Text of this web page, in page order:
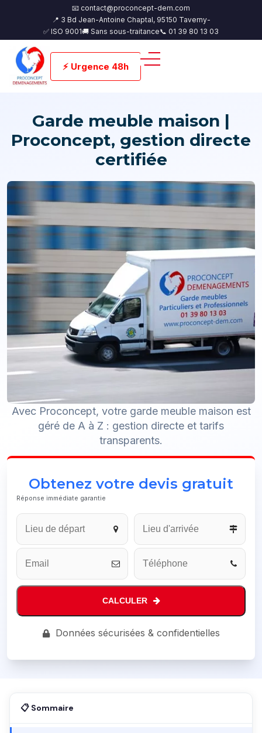
📧 contact@proconcept-dem.com
📍 3 Bd Jean-Antoine Chaptal, 95150 Taverny-
✅ ISO 9001🚚 Sans sous-traitance📞 01 39 80 13 03
⚡ Urgence 48h
Garde meuble maison |
Proconcept, gestion directe
certifiée
Avec Proconcept, votre garde meuble maison est
géré de A à Z : gestion directe et tarifs
transparents.
Obtenez votre devis gratuit
Réponse immédiate garantie
Email
CALCULER
Données sécurisées & confidentielles
📋 Sommaire